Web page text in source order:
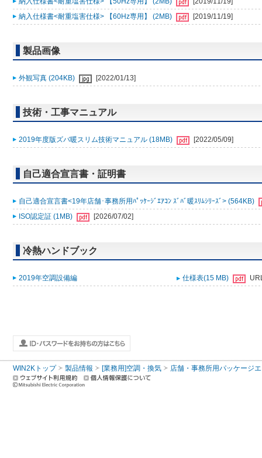
納入仕様書<耐重塩害仕様> 【60Hz専用】 (2MB)
[2019/11/19]
製品画像
外観写真 (204KB) [2022/01/13]
技術・工事マニュアル
2019年度版ズバ暖スリム技術マニュアル (18MB) [2022/05/09]
自己適合宣言書・証明書
自己適合宣言書<19年店舗･事務所用ﾊﾟｯｹｰｼﾞｴｱｺﾝ ｽﾞﾊﾞ暖ｽﾘﾑｼﾘｰｽﾞ> (564KB)
ISO認定証 (1MB)
[2026/07/02]
冷熱ハンドブック
2019年空調設備編 仕様表(15 MB)
WIN2Kトップ 製品情報 [業務用]空調・換気 店舗・事務所用パッケージ